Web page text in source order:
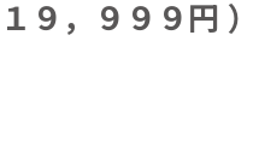
９，９９９円 ）